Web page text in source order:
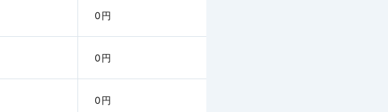
事代、交通費（ホテル等への移動に要
交通手段を利用した場合の費用）、国
際電話料等の通信費
②被保険者が目的地において提供を受
けることを予定していた旅行サービス
（＊）払戻しを受けた金額や負担する
0円
0円
0円